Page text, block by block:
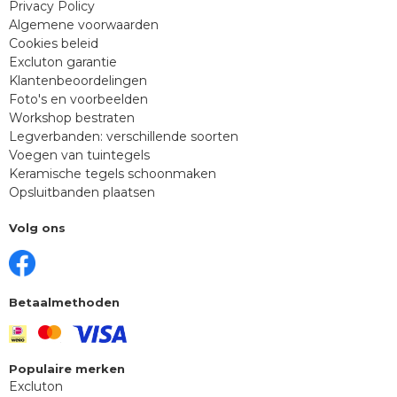
Privacy Policy
Algemene voorwaarden
Cookies beleid
Excluton garantie
Klantenbeoordelingen
Foto's en voorbeelden
Workshop bestraten
Legverbanden: verschillende soorten
Voegen van tuintegels
Keramische tegels schoonmaken
Opsluitbanden plaatsen
Volg ons
Betaalmethoden
Populaire merken
Excluton